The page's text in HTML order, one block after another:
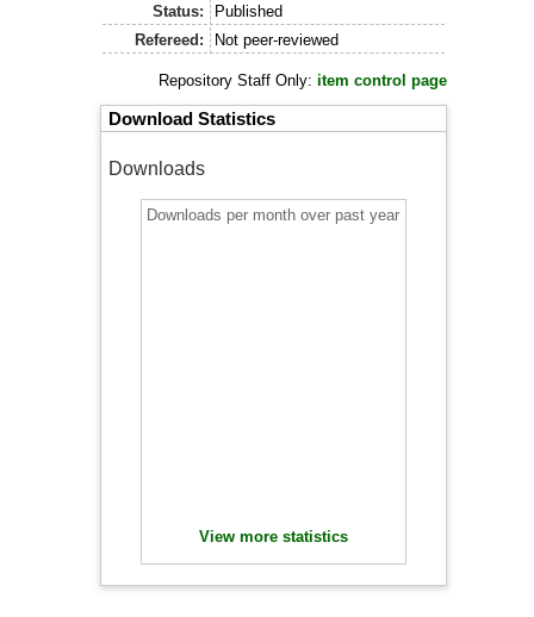
Status:
Published
Refereed:
Not peer-reviewed
Repository Staff Only: item control page
Download Statistics
Downloads
Downloads per month over past year
View more statistics